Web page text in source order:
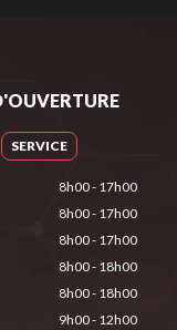
SERVICE
8h00 - 17h00
8h00 - 17h00
8h00 - 17h00
8h00 - 18h00
8h00 - 18h00
9h00 - 12h00